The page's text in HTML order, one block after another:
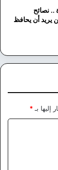
.. نصائح
يريد أن يحافظ
إليها بـ*